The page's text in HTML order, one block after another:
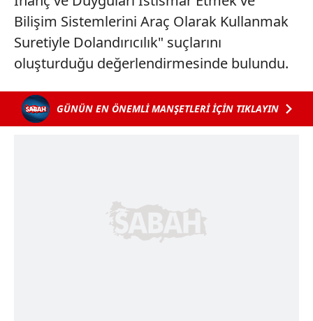
Bilişim Sistemlerini Araç Olarak Kullanmak
Suretiyle Dolandırıcılık" suçlarını
oluşturduğu değerlendirmesinde bulundu.
GÜNÜN EN ÖNEMLİ MANŞETLERİ İÇİN TIKLAYIN